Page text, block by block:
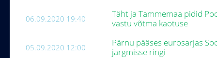
06.09.2020 19:40
Täht ja Tammemaa pidid
vastu võtma kaotuse
05.09.2020 12:00
Pärnu pääses eurosarjas
järgmisse ringi